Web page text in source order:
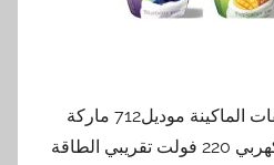
ماكين لحام اكواب مواصفات الماكينة موديل712 ماركة
المهندس منسى الجهد الكهربي 220 فولت تقريبي الطاقة